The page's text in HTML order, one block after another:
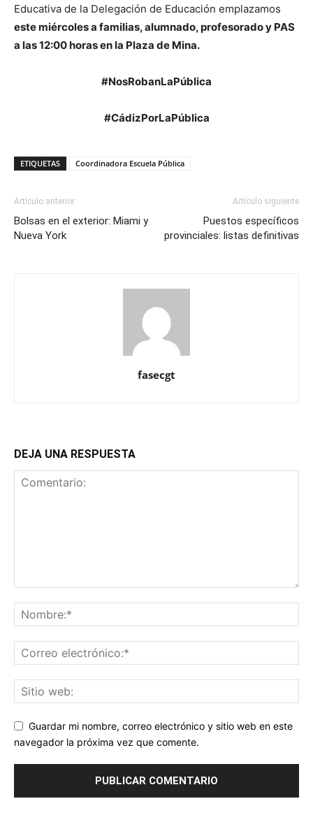
Educativa de la Delegación de Educación emplazamos
este miércoles a familias, alumnado, profesorado y PAS
a las 12:00 horas en la Plaza de Mina.
#NosRobanLaPública
#CádizPorLaPública
ETIQUETAS Coordinadora Escuela Pública
Artículo anterior
Bolsas en el exterior: Miami y
Nueva York
Artículo siguiente
Puestos específicos
provinciales: listas definitivas
fasecgt
DEJA UNA RESPUESTA
Guardar mi nombre, correo electrónico y sitio web en este
navegador la próxima vez que comente.